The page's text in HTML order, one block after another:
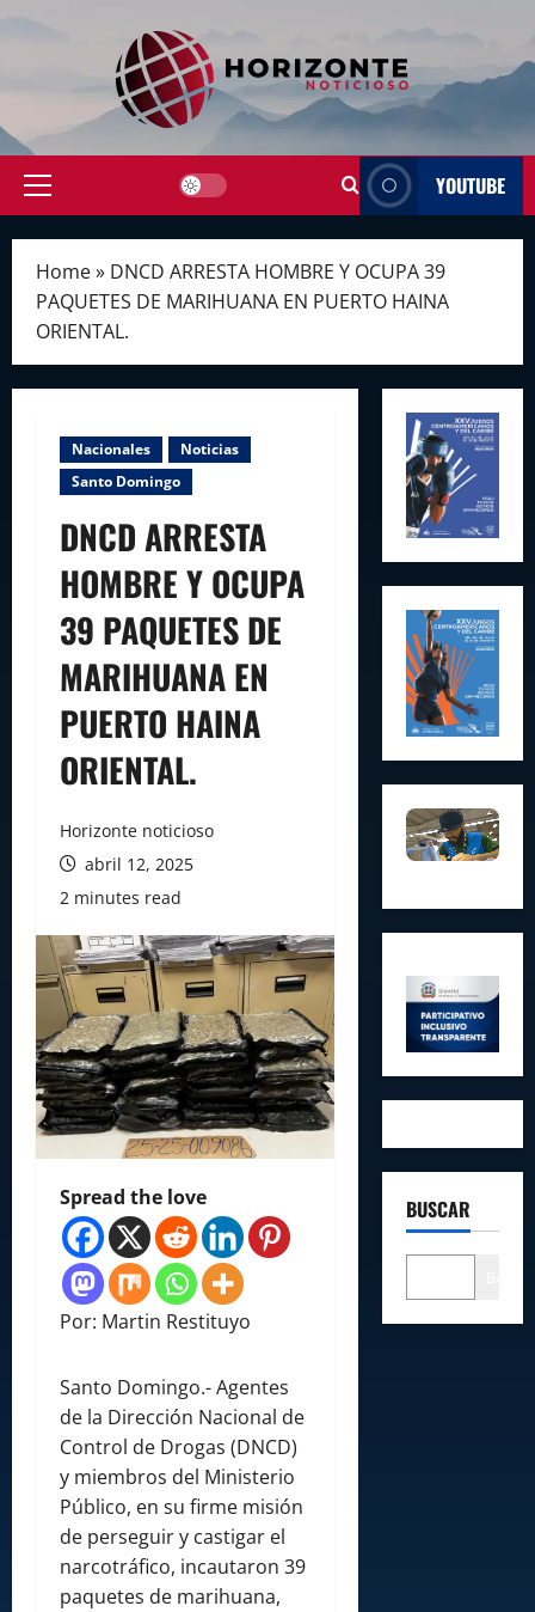
Primary
YOUTUBE
Home» DNCD ARRESTA HOMBRE Y OCUPA 39
PAQUETES DE MARIHUANA EN PUERTO HAINA
ORIENTAL.
Nacionales
Noticias
Santo Domingo
DNCD ARRESTA
HOMBRE Y OCUPA
39 PAQUETES DE
MARIHUANA EN
PUERTO HAINA
ORIENTAL.
Horizonte noticioso
abril 12, 2025
2 minutes read
Spread the love
Por: Martin Restituyo
Santo Domingo.- Agentes
de la Dirección Nacional de
Control de Drogas (DNCD)
y miembros del Ministerio
Público, en su firme misión
de perseguir y castigar el
narcotráfico, incautaron 39
paquetes de marihuana,
BUSCAR